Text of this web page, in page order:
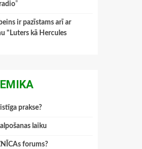
”
ir pazīstams arī ar
"Luters kā Hercules
prakse?
laiku
forums?